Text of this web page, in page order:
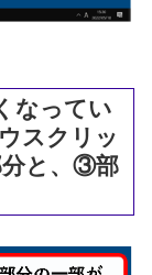
なってい
スクリッ
分と、③部